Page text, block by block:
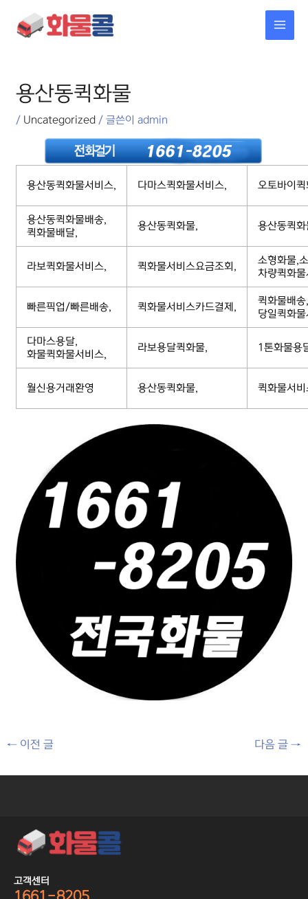
건너뛰기
용산동퀵화물
/ Uncategorized / 글쓴이admin
용산동퀵화물서비스, 다마스퀵화물서비스, 오토바이
용산동퀵화물배송,
퀵화물배달,
용산동퀵화물, 용산동퀵
라보퀵화물서비스, 퀵화물서비스요금조회,
소형화물,
차량퀵화
빠른픽업/빠른배송, 퀵화물서비스카드결제,
퀵화물배
당일퀵화
다마스용달,
화물퀵화물서비스,
라보용달퀵화물, 1톤화물용
월신용거래환영 용산동퀵화물, 퀵화물서
← 이전 글 다음 글 →
고객센터